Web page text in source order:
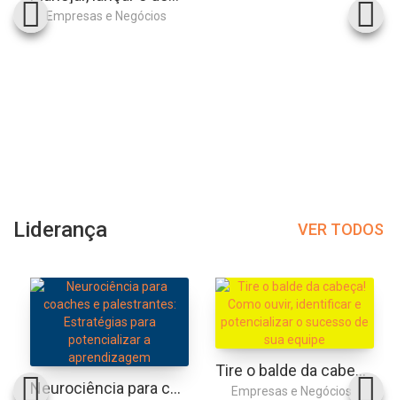
Empresas e Negócios
Liderança VER TODOS
Neurociência para coaches e palestrantes: Estratégias para potencializar a aprendizagem
Tire o balde da cabeça! Como ouvir, identificar e potencializar o sucesso de sua equipe
Empresas e Negócios